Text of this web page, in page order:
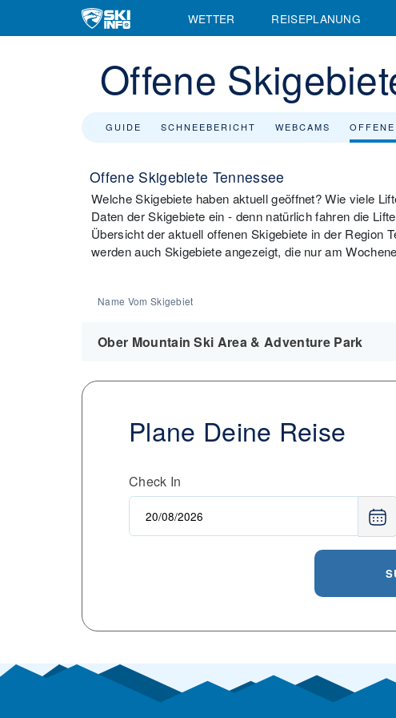
WETTER REISEPLANUNG
Offene
GUIDE SCHNEEBERICHT WEBCAMS
Offene Skigebiete Tennessee
Welche Skigebiete haben aktuell geöffnet? Wie viele
Daten der Skigebiete ein - denn natürlich fahren die
Übersicht der aktuell offenen Skigebiete in der Region
werden auch Skigebiete angezeigt, die nur am
Name Vom Skigebiet
Ober Mountain Ski Area & Adventure Park
Plane Deine Reise
Check In